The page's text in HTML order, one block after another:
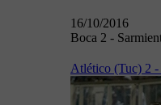
16/10/2016
Boca 2 -
Atlético (Tuc) 2 -